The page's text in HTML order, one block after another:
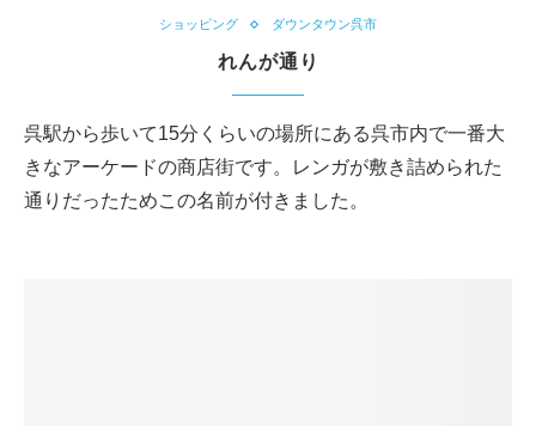
ショッピング ダウンタウン呉市
れんが通り
呉駅から歩いて15分くらいの場所にある呉市内で一番大
きなアーケードの商店街です。レンガが敷き詰められた
通りだったためこの名前が付きました。